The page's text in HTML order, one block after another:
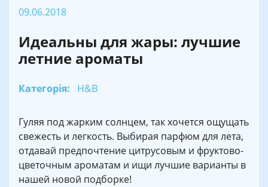
09.06.2018
Идеальны для жары: лучшие
летние ароматы
Категорія: H&B
Гуляя под жарким солнцем, так хочется ощущать
свежесть и легкость. Выбирая парфюм для лета,
отдавай предпочтение цитрусовым и фруктово-
цветочным ароматам и ищи лучшие варианты в
нашей новой подборке!